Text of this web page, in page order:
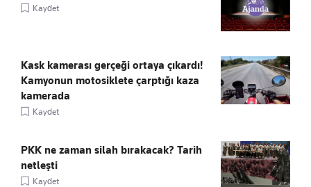
Kaydet
Kask kamerası gerçeği ortaya çıkardı!
Kamyonun motosiklete çarptığı kaza
kamerada
Kaydet
PKK ne zaman silah bırakacak? Tarih
netleşti
Kaydet